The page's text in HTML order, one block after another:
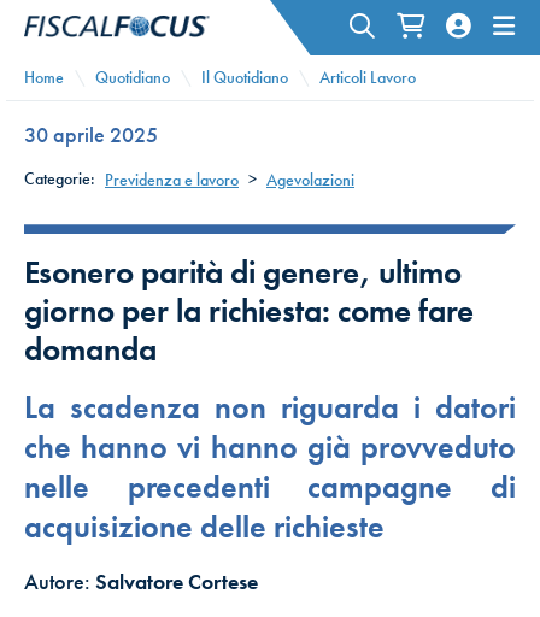
Home Quotidiano Il Quotidiano Articoli Lavoro
30 aprile 2025
Categorie: Previdenza e lavoro > Agevolazioni
Esonero parità di genere, ultimo
giorno per la richiesta: come fare
domanda
La scadenza non riguarda i datori
che hanno vi hanno già provveduto
nelle precedenti campagne di
acquisizione delle richieste
Autore: Salvatore Cortese